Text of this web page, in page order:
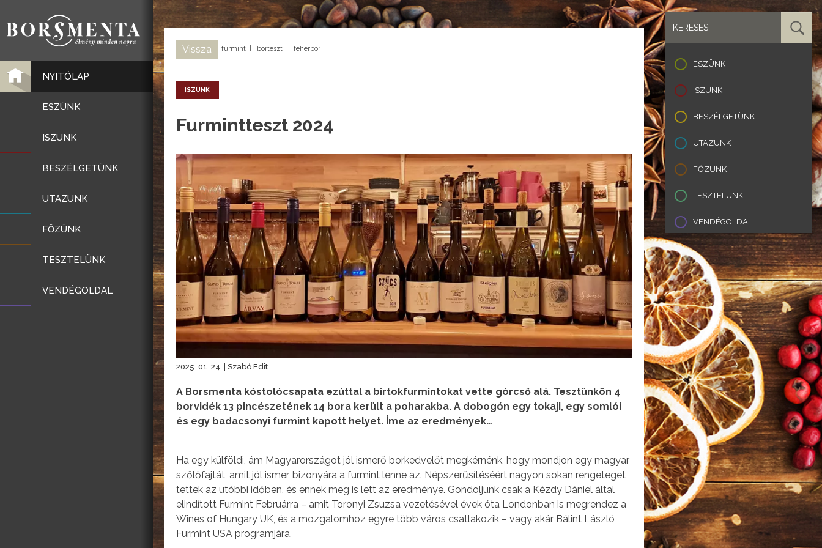
NYITÓLAP
ESZÜNK
ISZUNK
BESZÉLGETÜNK
UTAZUNK
FŐZÜNK
TESZTELÜNK
VENDÉGOLDAL
Vissza furmint borteszt fehérbor
ISZUNK
Furmintteszt 2024
2025. 01. 24. | Szabó Edit
A Borsmenta kóstolócsapata ezúttal a birtokfurmintokat vette górcső alá. Tesztünkön 4
borvidék 13 pincészetének 14 bora került a poharakba. A dobogón egy tokaji, egy somlói
és egy badacsonyi furmint kapott helyet. Íme az eredmények…
Ha egy külföldi, ám Magyarországot jól ismerő borkedvelőt megkérnénk, hogy mondjon egy magyar
szőlőfajtát, amit jól ismer, bizonyára a furmint lenne az. Népszerűsítéséért nagyon sokan rengeteget
tettek az utóbbi időben, és ennek meg is lett az eredménye. Gondoljunk csak a Kézdy Dániel által
elindított Furmint Februárra – amit Toronyi Zsuzsa vezetésével évek óta Londonban is megrendez a
Wines of Hungary UK, és a mozgalomhoz egyre több város csatlakozik – vagy akár Bálint László
Furmint USA programjára.
ESZÜNK
ISZUNK
BESZÉLGETÜNK
UTAZUNK
FŐZÜNK
TESZTELÜNK
VENDÉGOLDAL